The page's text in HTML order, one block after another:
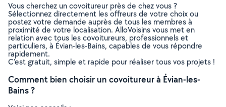
Vous cherchez un covoitureur près de chez vous ?
Sélectionnez directement les offreurs de votre choix ou
postez votre demande auprès de tous les membres à
proximité de votre localisation. AlloVoisins vous met en
relation avec tous les covoitureurs, professionnels et
particuliers, à Évian-les-Bains, capables de vous répondre
rapidement.
C’est gratuit, simple et rapide pour réaliser tous vos projets !
Comment bien choisir un covoitureur à Évian-les-
Bains ?